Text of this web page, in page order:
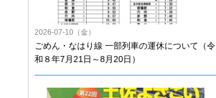
2026-07-10（金）
ごめん・なはり線 一部列車の運休について（令
和８年7月21日～8月20日）